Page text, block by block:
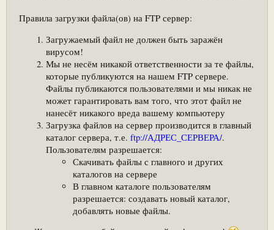
Правила загрузки файла(ов) на FTP сервер:
Загружаемый файл не должен быть заражён
вирусом!
Мы не несём никакой ответственности за те файлы,
которые публикуются на нашем FTP сервере.
Файлы публикаются пользователями и мы никак не
может гарантировать вам того, что этот файл не
нанесёт никакого вреда вашему компьютеру
Загрузка файлов на сервер производится в главный
каталог сервера, т.е. ftp://АДРЕС_СЕРВЕРА/.
Пользователям разрешается:
Скачивать файлы с главного и других
каталогов на сервере
В главном каталоге пользователям
разрешается: создавать новый каталог,
добавлять новые файлы.